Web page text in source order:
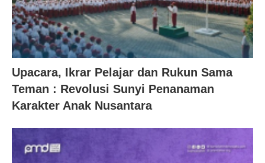
Upacara, Ikrar Pelajar dan Rukun Sama
Teman : Revolusi Sunyi Penanaman
Karakter Anak Nusantara